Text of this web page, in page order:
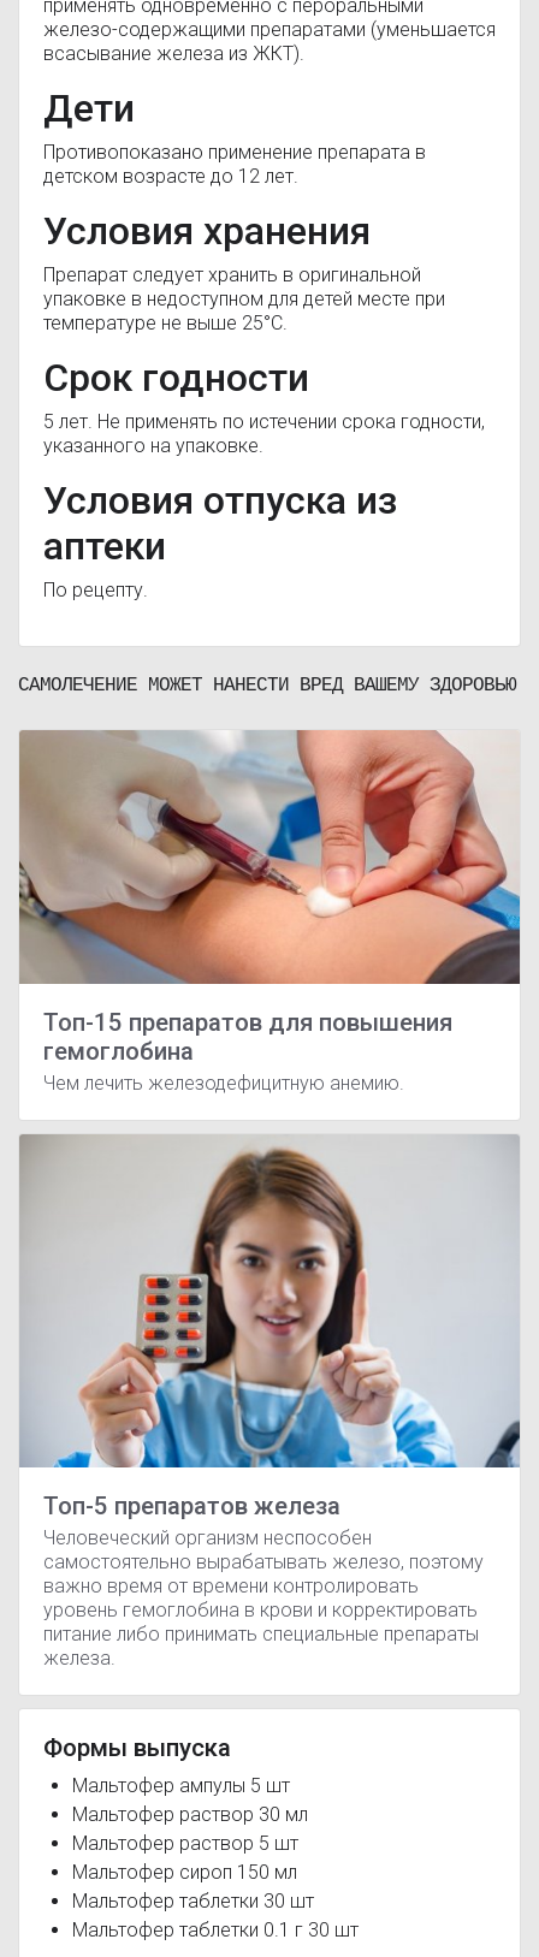
применять одновременно с пероральными
железо-содержащими препаратами (уменьшается
всасывание железа из ЖКТ).
Дети
Противопоказано применение препарата в
детском возрасте до 12 лет.
Условия хранения
Препарат следует хранить в оригинальной
упаковке в недоступном для детей месте при
температуре не выше 25°С.
Срок годности
5 лет. Не применять по истечении срока годности,
указанного на упаковке.
Условия отпуска из
аптеки
По рецепту.
САМОЛЕЧЕНИЕ МОЖЕТ НАНЕСТИ ВРЕД ВАШЕМУ ЗДОРОВЬЮ
Топ-15 препаратов для повышения
гемоглобина
Чем лечить железодефицитную анемию.
Топ-5 препаратов железа
Человеческий организм неспособен
самостоятельно вырабатывать железо, поэтому
важно время от времени контролировать
уровень гемоглобина в крови и корректировать
питание либо принимать специальные препараты
железа.
Формы выпуска
Мальтофер ампулы 5 шт
Мальтофер раствор 30 мл
Мальтофер раствор 5 шт
Мальтофер сироп 150 мл
Мальтофер таблетки 30 шт
Мальтофер таблетки 0.1 г 30 шт